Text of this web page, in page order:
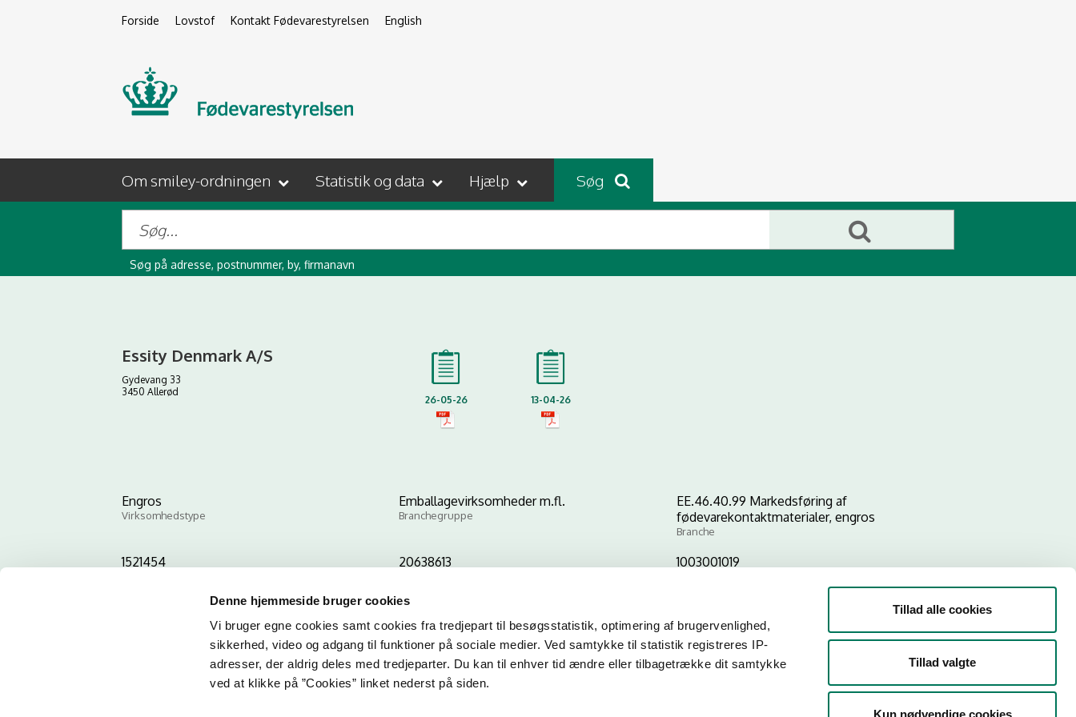
Denne hjemmeside bruger cookies
Vi bruger egne cookies samt cookies fra tredjepart til besøgsstatistik, optimering af brugervenlighed,
sikkerhed, video og adgang til funktioner på sociale medier. Ved samtykke til statistik registreres IP-
adresser, der aldrig deles med tredjeparter. Du kan til enhver tid ændre eller tilbagetrække dit samtykke
ved at klikke på ”Cookies” linket nederst på siden.
Tillad alle cookies
Tillad valgte
Kun nødvendige cookies
Forside Lovstof Kontakt Fødevarestyrelsen English
Om smiley-ordningen Statistik og data Hjælp Søg
Søg på adresse, postnummer, by, firmanavn
Essity Denmark A/S
Gydevang 33
3450 Allerød
26-05-26 13-04-26
Engros
Virksomhedstype
Emballagevirksomheder m.fl.
Branchegruppe
EE.46.40.99 Markedsføring af
fødevarekontaktmaterialer, engros
Branche
1521454 20638613 1003001019
Kopier link til at indsætte på virksomhedens hjemmeside